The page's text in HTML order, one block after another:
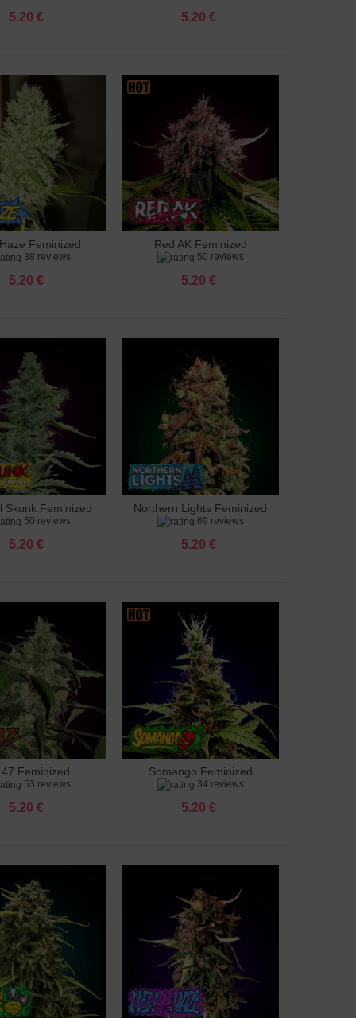
5.20 € 5.20 €
към количката
Feminized
38 reviews
5.20 €
Добавяне към количката
Red AK Feminized
50 reviews
5.20 €
към количката
Skunk Feminized
50 reviews
5.20 €
Добавяне към количката
Northern Lights Feminized
69 reviews
5.20 €
към количката
Feminized
53 reviews
5.20 €
Добавяне към количката
Somango Feminized
34 reviews
5.20 €